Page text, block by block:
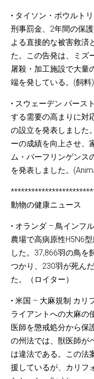
• タイソン・ポウルト
刑事罰金、2年間の保
よる直接的な被害救済
た。この告発は、ミズ
屠殺・加工施設で大量
端を発している。(飼料)
• スウェーデン パース
する需要の高まりに対
の設立を発表しました
ーの成績を向上させ、
ム・パーフリンゲンス
を発表しました。
動物の健康ニュース
• オランダ – 鳥インフ
農場で高病原性H5N6
した。37,866羽の鳥を
つかり、230羽が死ん
た。（ロイター）
• 米国 – 大麻規制 カリ
ライアントへの大麻の
医師を懲戒処分から保
の州法では、獣医師が
は違法である。この法
援しているが、カリフ